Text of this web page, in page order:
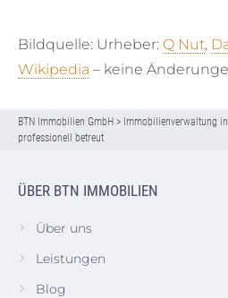
Bildquelle: Urheber: Q Nut,
Wikipedia – keine
BTN Immobilien GmbH > Immobilienverwaltung
professionell betreut
ÜBER BTN IMMOBILIEN
Über uns
Leistungen
Blog